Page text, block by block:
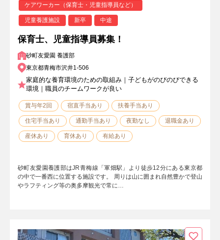
ケアワーカー（保育士・児童指導員など）
児童養護施設 新卒 中途
保育士、児童指導員募集！
砂町友愛園 養護部
東京都青梅市沢井1-506
家庭的な養育環境のための取組み｜子どもがのびのびできる
環境｜職員のチームワークが良い
賞与年2回 宿直手当あり 扶養手当あり
住宅手当あり 通勤手当あり 夜勤なし 退職金あり
産休あり 育休あり 有給あり
砂町友愛園養護部はJR青梅線「軍畑駅」より徒歩12分にある東京都
の中で一番西に位置する施設です。 周りは山に囲まれ自然豊かで登山
やラフティング等の奥多摩観光で常に…